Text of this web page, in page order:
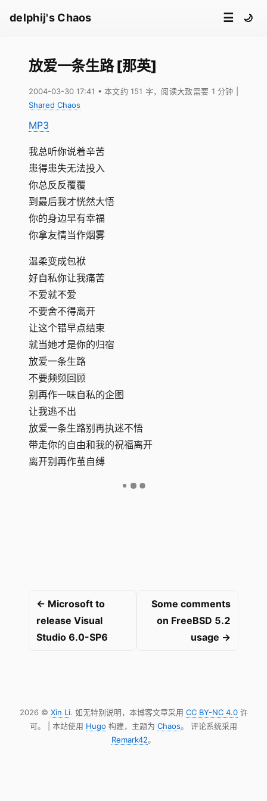
delphij's Chaos ☰ 🌙
放爱一条生路 [那英]
2004-03-30 17:41 • 本文约 151 字，阅读大致需要 1 分钟
Shared Chaos
MP3
我总听你说着辛苦
患得患失无法投入
你总反反覆覆
到最后我才恍然大悟
你的身边早有幸福
你拿友情当作烟雾
温柔变成包袱
好自私你让我痛苦
不爱就不爱
不要舍不得离开
让这个错早点结束
就当她才是你的归宿
放爱一条生路
不要频频回顾
别再作一味自私的企图
让我逃不出
放爱一条生路别再执迷不悟
带走你的自由和我的祝福离开
离开别再作茧自缚
← Microsoft to
release Visual
Studio 6.0-SP6
Some comments
on FreeBSD 5.2
usage →
2026 © Xin Li. 如无特别说明，本博客文章采用 CC BY-NC 4.0许
可。 | 本站使用 Hugo 构建，主题为 Chaos。 评论系统采用
Remark42。